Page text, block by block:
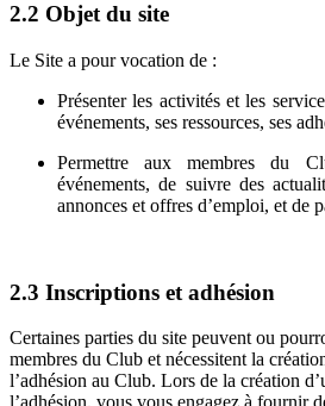
2.2 Objet du site
Le Site a pour vocation de :
Présenter les activités et les
événements, ses ressources, ses
Permettre aux membres du
événements, de suivre des
annonces et offres d’emploi, et de
2.3 Inscriptions et adhésion
Certaines parties du site peuvent ou
membres du Club et nécessitent la
l’adhésion au Club. Lors de la création